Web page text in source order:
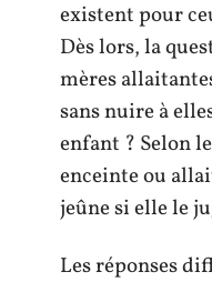
existent pour
Dès lors, la
mères
sans nuire à
enfant ? Selon
enceinte ou
jeûne si elle le
Les réponses